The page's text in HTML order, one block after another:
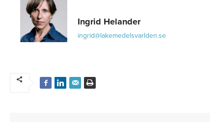
Ingrid Helander
ingrid@lakemedelsvarlden.se